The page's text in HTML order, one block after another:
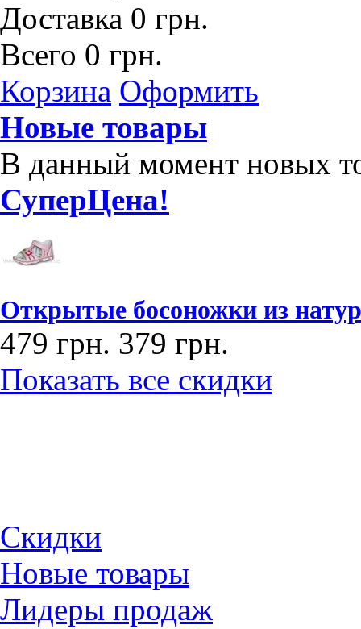
Доставка 0 грн.
Всего 0 грн.
Корзина Оформить
Новые товары
В данный момент новых
СуперЦена!
Открытые босоножки из
479 грн. 379 грн.
Показать все скидки
Скидки
Новые товары
Лидеры продаж